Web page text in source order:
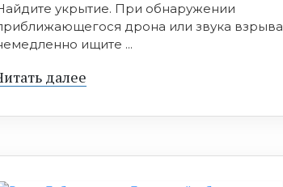
укрытие. При обнаружении
дрона или звука взрыва
ищите ...
далее